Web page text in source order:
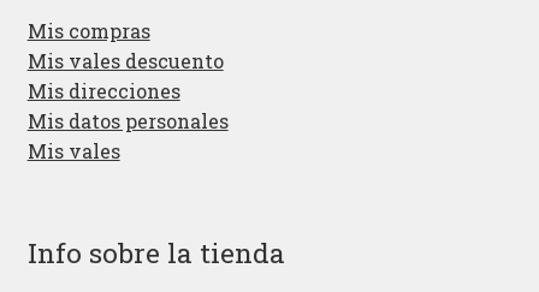
Mis compras
Mis vales descuento
Mis direcciones
Mis datos personales
Mis vales
Info sobre la tienda